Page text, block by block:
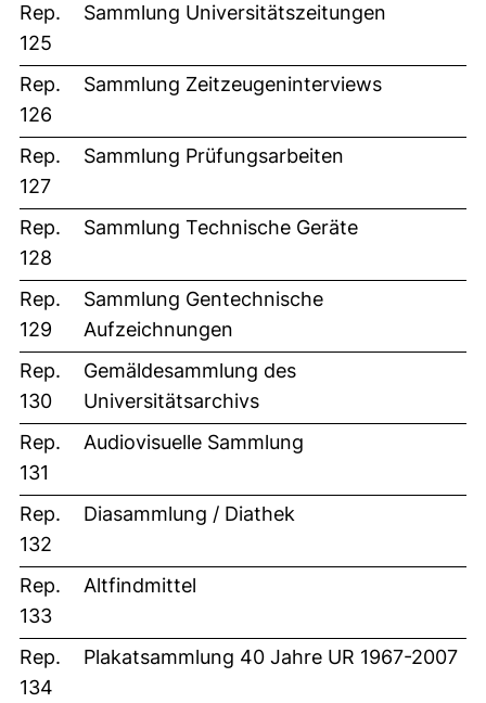
Rep.
125
Sammlung Universitätszeitungen
Rep.
126
Sammlung Zeitzeugeninterviews
Rep.
127
Sammlung Prüfungsarbeiten
Rep.
128
Sammlung Technische Geräte
Rep.
129
Sammlung Gentechnische
Aufzeichnungen
Rep.
130
Gemäldesammlung des
Universitätsarchivs
Rep.
131
Audiovisuelle Sammlung
Rep.
132
Diasammlung / Diathek
Rep.
133
Altfindmittel
Rep.
134
Plakatsammlung 40 Jahre UR 1967-2007